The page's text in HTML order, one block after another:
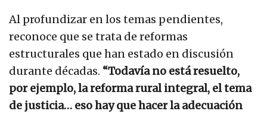
Al profundizar en los temas pendientes,
reconoce que se trata de reformas
estructurales que han estado en discusión
durante décadas. “Todavía no está resuelto,
por ejemplo, la reforma rural integral, el tema
de justicia… eso hay que hacer la adecuación